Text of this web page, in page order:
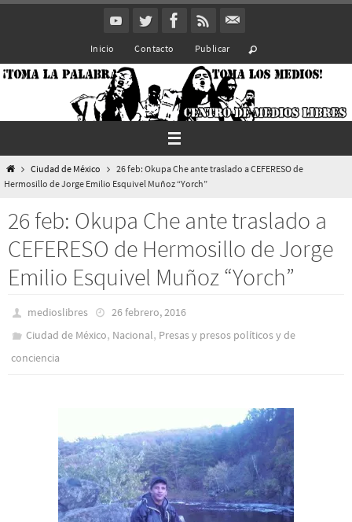
Inicio Contacto Publicar
InicioCiudad de México
26 feb: Okupa Che ante traslado a CEFERESO de
Hermosillo de Jorge Emilio Esquivel Muñoz “Yorch”
26 feb: Okupa Che ante traslado a
CEFERESO de Hermosillo de Jorge
Emilio Esquivel Muñoz “Yorch”
medioslibres
26 febrero, 2016
Ciudad de México, Nacional, Presas y presos polí­ticos y de
conciencia